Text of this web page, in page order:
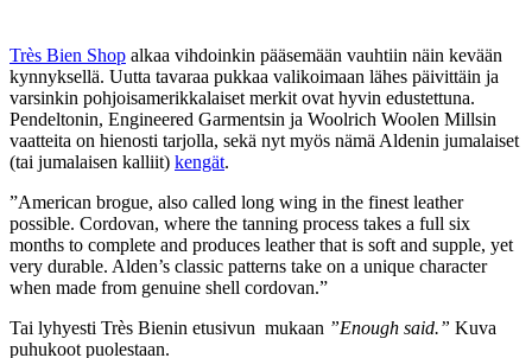
Très Bien Shop alkaa vihdoinkin pääsemään vauhtiin näin kevään
kynnyksellä. Uutta tavaraa pukkaa valikoimaan lähes päivittäin ja
varsinkin pohjoisamerikkalaiset merkit ovat hyvin edustettuna.
Pendeltonin, Engineered Garmentsin ja Woolrich Woolen Millsin
vaatteita on hienosti tarjolla, sekä nyt myös nämä Aldenin jumalaiset
(tai jumalaisen kalliit) kengät.
”American brogue, also called long wing in the finest leather
possible. Cordovan, where the tanning process takes a full six
months to complete and produces leather that is soft and supple, yet
very durable. Alden’s classic patterns take on a unique character
when made from genuine shell cordovan.”
Tai lyhyesti Très Bienin etusivun mukaan ”Enough said.” Kuva
puhukoot puolestaan.